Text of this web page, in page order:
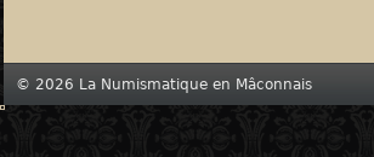
© 2026 La Numismatique en Mâconnais